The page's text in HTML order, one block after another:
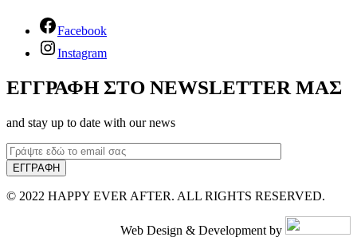
Facebook
Instagram
ΕΓΓΡΑΦΗ ΣΤΟ NEWSLETTER ΜΑΣ
and stay up to date with our news
© 2022 HAPPY EVER AFTER. ALL RIGHTS RESERVED.
Web Design & Development by